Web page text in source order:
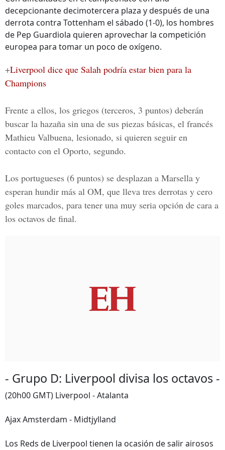
decepcionante decimotercera plaza y después de una
derrota contra Tottenham el sábado (1-0), los hombres
de Pep Guardiola quieren aprovechar la competición
europea para tomar un poco de oxígeno.
+Liverpool dice que Salah podría estar bien para la
Champions
Frente a ellos, los griegos (terceros, 3 puntos) deberán
buscar la hazaña sin una de sus piezas básicas, el francés
Mathieu Valbuena, lesionado, si quieren seguir en
contacto con el Oporto, segundo.
Los portugueses (6 puntos) se desplazan a Marsella y
esperan hundir más al OM, que lleva tres derrotas y cero
goles marcados, para tener una muy seria opción de cara a
los octavos de final.
- Grupo D: Liverpool divisa los octavos -
(20h00 GMT) Liverpool - Atalanta
Ajax Amsterdam - Midtjylland
Los Reds de Liverpool tienen la ocasión de salir airosos